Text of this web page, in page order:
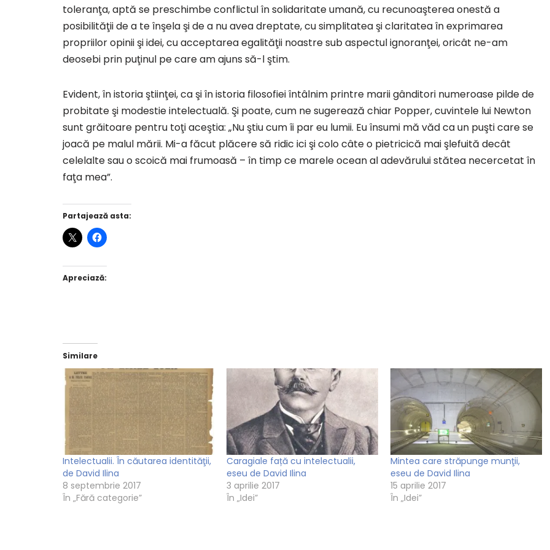
toleranţa, aptă se preschimbe conflictul în solidaritate umană, cu recunoaşterea onestă a
posibilităţii de a te înşela şi de a nu avea dreptate, cu simplitatea şi claritatea în exprimarea
propriilor opinii şi idei, cu acceptarea egalităţii noastre sub aspectul ignoranţei, oricât ne-am
deosebi prin puţinul pe care am ajuns să-l ştim.
Evident, în istoria ştiinţei, ca şi în istoria filosofiei întâlnim printre marii gânditori numeroase pilde de
probitate şi modestie intelectuală. Şi poate, cum ne sugerează chiar Popper, cuvintele lui Newton
sunt grăitoare pentru toţi aceştia: „Nu ştiu cum îi par eu lumii. Eu însumi mă văd ca un puşti care se
joacă pe malul mării. Mi-a făcut plăcere să ridic ici şi colo câte o pietricică mai şlefuită decât
celelalte sau o scoică mai frumoasă – în timp ce marele ocean al adevărului stătea necercetat în
faţa mea”.
Partajează asta:
Apreciază:
Similare
Intelectualii. În căutarea identităţii,
de David Ilina
8 septembrie 2017
În „Fără categorie”
Caragiale față cu intelectualii,
eseu de David Ilina
3 aprilie 2017
În „Idei”
Mintea care străpunge munţii,
eseu de David Ilina
15 aprilie 2017
În „Idei”